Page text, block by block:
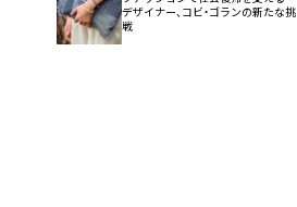
デザイナー、コビ・ゴランの新たな挑
戦